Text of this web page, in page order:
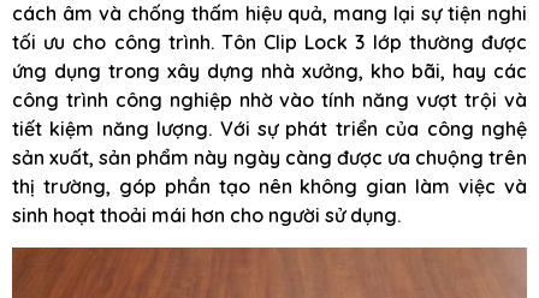
cách âm và chống thấm hiệu quả, mang lại sự tiện nghi
tối ưu cho công trình. Tôn Clip Lock 3 lớp thường được
ứng dụng trong xây dựng nhà xưởng, kho bãi, hay các
công trình công nghiệp nhờ vào tính năng vượt trội và
tiết kiệm năng lượng. Với sự phát triển của công nghệ
sản xuất, sản phẩm này ngày càng được ưa chuộng trên
thị trường, góp phần tạo nên không gian làm việc và
sinh hoạt thoải mái hơn cho người sử dụng.